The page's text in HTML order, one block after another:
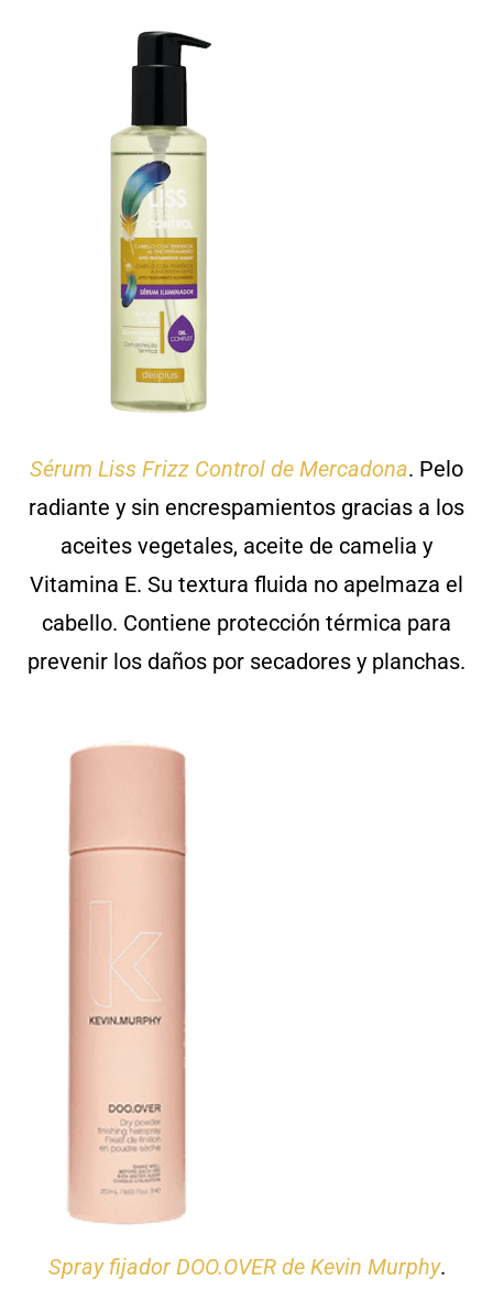
Sérum Liss Frizz Control de Mercadona. Pelo
radiante y sin encrespamientos gracias a los
aceites vegetales, aceite de camelia y
Vitamina E. Su textura fluida no apelmaza el
cabello. Contiene protección térmica para
prevenir los daños por secadores y planchas.
Spray fijador DOO.OVER de Kevin Murphy.